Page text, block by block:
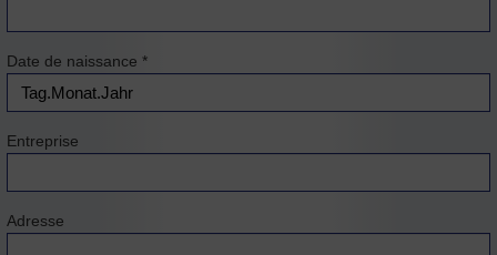
Date de naissance *
Entreprise
Adresse